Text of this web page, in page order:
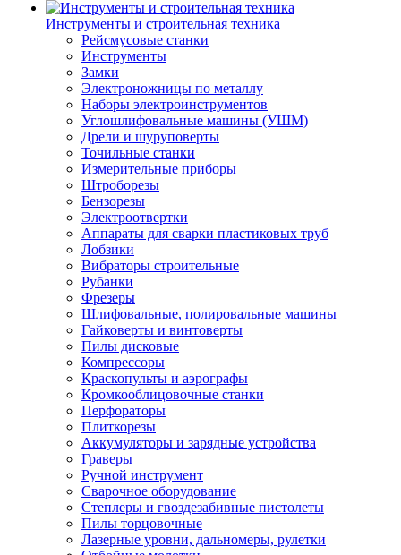
Инструменты и строительная техника
Рейсмусовые станки
Инструменты
Замки
Электроножницы по металлу
Наборы электроинструментов
Углошлифовальные машины (УШМ)
Дрели и шуруповерты
Точильные станки
Измерительные приборы
Штроборезы
Бензорезы
Электроотвертки
Аппараты для сварки пластиковых труб
Лобзики
Вибраторы строительные
Рубанки
Фрезеры
Шлифовальные, полировальные машины
Гайковерты и винтоверты
Пилы дисковые
Компрессоры
Краскопульты и аэрографы
Кромкооблицовочные станки
Перфораторы
Плиткорезы
Аккумуляторы и зарядные устройства
Граверы
Ручной инструмент
Сварочное оборудование
Степлеры и гвоздезабивные пистолеты
Пилы торцовочные
Лазерные уровни, дальномеры, рулетки